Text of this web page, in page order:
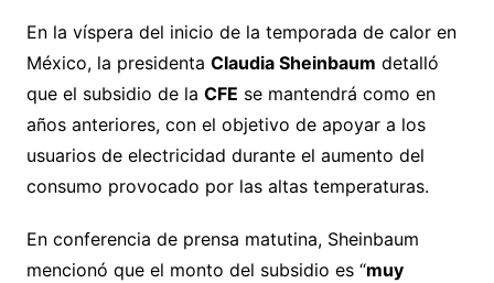
En la víspera del inicio de la temporada de calor en
México, la presidenta Claudia Sheinbaum detalló
que el subsidio de la CFE se mantendrá como en
años anteriores, con el objetivo de apoyar a los
usuarios de electricidad durante el aumento del
consumo provocado por las altas temperaturas.
En conferencia de prensa matutina, Sheinbaum
mencionó que el monto del subsidio es “muy